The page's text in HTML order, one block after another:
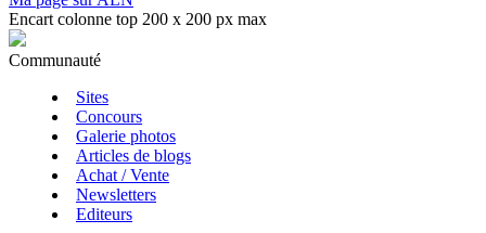
Encart colonne top 200 x 200 px max
Communauté
Sites
Concours
Galerie photos
Articles de blogs
Achat / Vente
Newsletters
Editeurs